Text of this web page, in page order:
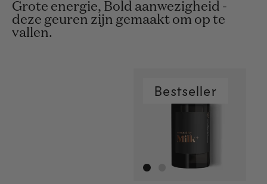
Grote energie, Bold aanwezigheid -
deze geuren zijn gemaakt om op te
vallen.
Bestseller